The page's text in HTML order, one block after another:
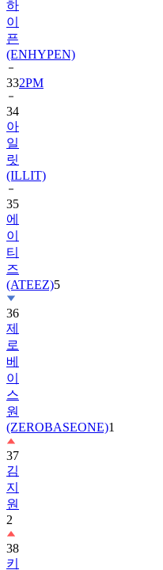
하
이
픈
(ENHYPEN)
332PM
34
아
일
릿
(ILLIT)
35
에
이
티
즈
(ATEEZ)5
36
제
로
베
이
스
원
(ZEROBASEONE)1
37
김
지
원
2
38
키